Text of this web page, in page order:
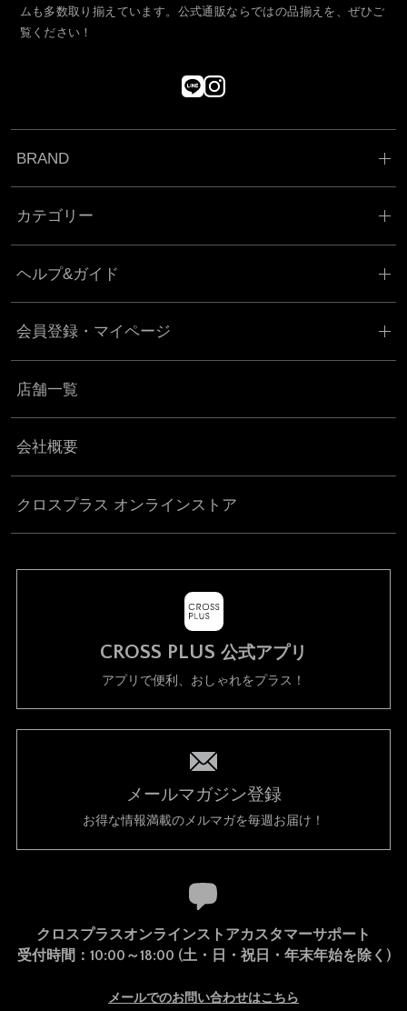
ムも多数取り揃えています。公式通販ならではの品揃えを、ぜひご
覧ください！
BRAND
カテゴリー
ヘルプ&ガイド
会員登録・マイページ
店舗一覧
会社概要
クロスプラス オンラインストア
CROSS PLUS 公式アプリ
アプリで便利、おしゃれをプラス！
メールマガジン登録
お得な情報満載のメルマガを毎週お届け！
クロスプラスオンラインストアカスタマーサポート
受付時間：10:00～18:00 (土・日・祝日・年末年始を除く)
メールでのお問い合わせはこちら